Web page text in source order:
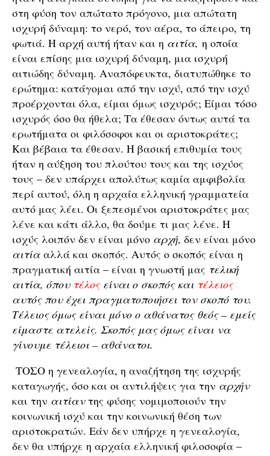
στη φύση τον απώτατο πρόγονο, μια απώτατη
ισχυρή δύναμη: το νερό, τον αέρα, το άπειρο, τη
φωτιά. Η αρχή αυτή ήταν και η αιτία, η οποία
είναι επίσης μια ισχυρή δύναμη, μια ισχυρή
αιτιώδης δύναμη. Αναπόφευκτα, διατυπώθηκε το
ερώτημα: κατάγομαι από την ισχύ, από την ισχύ
προέρχονται όλα, είμαι όμως ισχυρός; Είμαι τόσο
ισχυρός όσο θα ήθελα; Τα έθεσαν όντως αυτά τα
ερωτήματα οι φιλόσοφοι και οι αριστοκράτες;
Και βέβαια τα έθεσαν. Η βασική επιθυμία τους
ήταν η αύξηση του πλούτου τους και της ισχύος
τους – δεν υπάρχει απολύτως καμία αμφιβολία
περί αυτού, όλη η αρχαία ελληνική γραμματεία
αυτό μας λέει. Οι ξεπεσμένοι αριστοκράτες μας
λένε και κάτι άλλο, θα δούμε τι μας λένε. Η
ισχύς λοιπόν δεν είναι μόνο αρχή, δεν είναι μόνο
αιτία αλλά και σκοπός. Αυτός ο σκοπός είναι η
πραγματική αιτία – είναι η γνωστή μας τελική
αιτία, όπου τέλοςείναι ο σκοπός και τέλειος
αυτός που έχει πραγματοποιήσει τον σκοπό του.
Τέλειος όμως είναι μόνο ο αθάνατος θεός – εμείς
είμαστε ατελείς. Σκοπός μας όμως είναι να
γίνουμε τέλειοι – αθάνατοι.
ΤΟΣΟ η γενεαλογία, η αναζήτηση της ισχυρής
καταγωγής, όσο και οι αντιλήψεις για την αρχήν
και την αιτίαντης φύσης νομιμοποιούν την
κοινωνική ισχύ και την κοινωνική θέση των
αριστοκρατών. Εάν δεν υπήρχε η γενεαλογία,
δεν θα υπήρχε η αρχαία ελληνική φιλοσοφία –